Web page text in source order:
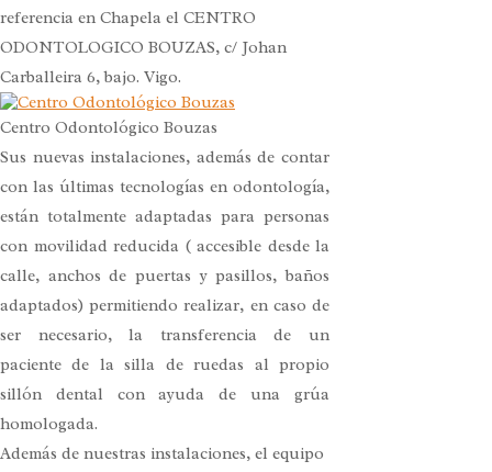
referencia en Chapela el CENTRO
ODONTOLOGICO BOUZAS, c/ Johan
Carballeira 6, bajo. Vigo.
Centro Odontológico Bouzas
Sus nuevas instalaciones, además de contar
con las últimas tecnologías en odontología,
están totalmente adaptadas para personas
con movilidad reducida ( accesible desde la
calle, anchos de puertas y pasillos, baños
adaptados) permitiendo realizar, en caso de
ser necesario, la transferencia de un
paciente de la silla de ruedas al propio
sillón dental con ayuda de una grúa
homologada.
Además de nuestras instalaciones, el equipo